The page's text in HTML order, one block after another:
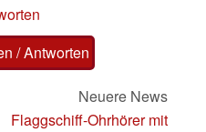
/ Antworten
Neuere News
Flaggschiff-Ohrhörer mit